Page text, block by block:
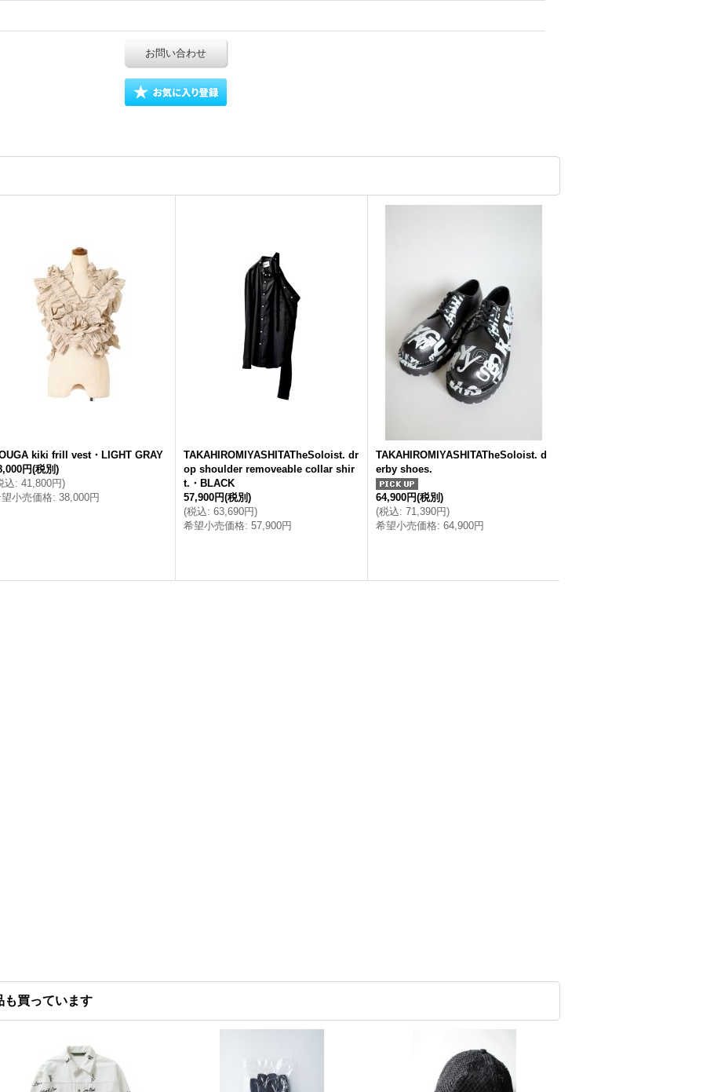
お問い合わせ
kiki frill vest・LIGHT GRAY
円(税別)
込: 41,800円)
小売価格: 38,000円
TAKAHIROMIYASHITATheSoloist. dr
op shoulder removeable collar shir
t.・BLACK
57,900円(税別)
(税込: 63,690円)
希望小売価格: 57,900円
TAKAHIROMIYASHITATheSoloist. d
erby shoes.
64,900円(税別)
(税込: 71,390円)
希望小売価格: 64,900円
も買っています